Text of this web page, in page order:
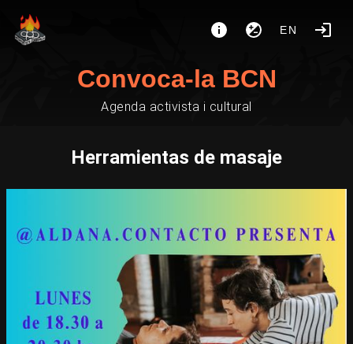
EN
Convoca-la BCN
Agenda activista i cultural
Herramientas de masaje